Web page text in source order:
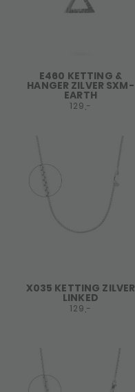
E460 KETTING &
HANGER ZILVER SXM-
EARTH
129,-
X035 KETTING ZILVER
LINKED
129,-